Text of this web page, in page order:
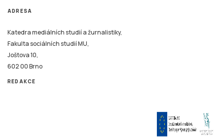
ADRESA
Katedra mediálních studií a žurnalistiky,
Fakulta sociálních studií MU,
Joštova 10,
602 00 Brno
REDAKCE